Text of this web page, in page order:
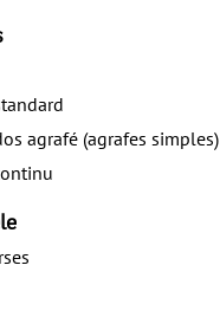
agrafé (agrafes simples)